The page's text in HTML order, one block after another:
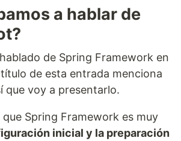
a hablar de
de Spring Framework en
de esta entrada menciona
que voy a presentarlo.
Spring Framework es muy
inicial y la preparación